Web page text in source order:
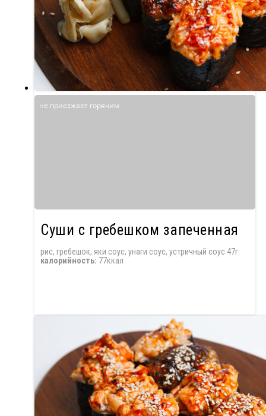
не приезжает горячим
Суши с гребешком запеченная
рис, гребешок, яки соус, унаги соус, устричный соус 47г.
калорийность: 77ккал